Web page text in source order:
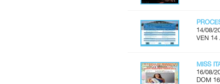
14/08/
VEN 14
MISS
16/08/
DOM